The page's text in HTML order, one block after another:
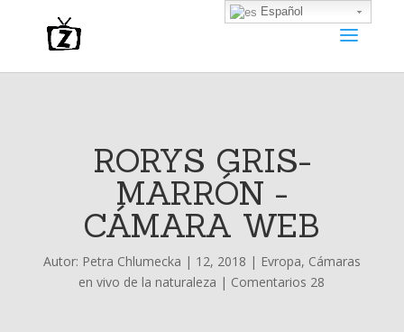
RORYS GRIS-
MARRÓN -
CÁMARA WEB
Autor: Petra Chlumecka | 12, 2018 | Evropa, Cámaras
en vivo de la naturaleza | Comentarios 28
Español